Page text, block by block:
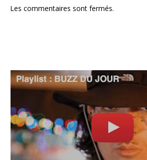
Les commentaires sont fermés.